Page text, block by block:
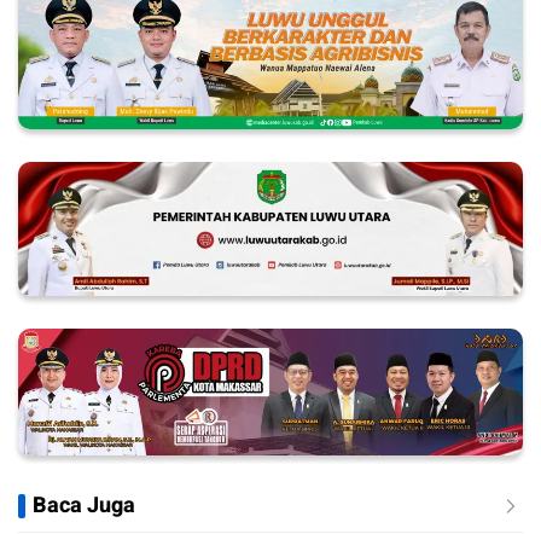
Baca Juga